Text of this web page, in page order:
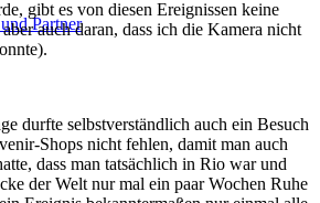
Partner
gibt es von diesen Ereignissen keine
auch daran, dass ich die Kamera nicht
durfte selbstverständlich auch ein Besuch
Shops nicht fehlen, damit man auch
dass man tatsächlich in Rio war und
der Welt nur mal ein paar Wochen Ruhe